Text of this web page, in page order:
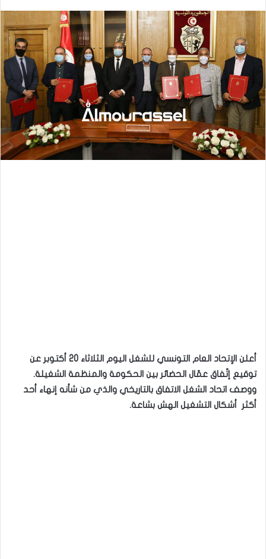
أعلن الإتحاد العام التونسي للشغل اليوم الثلاثاء 20 أكتوبر عن
توقيع إتّفاق عمّال الحضائر بين الحكومة والمنظمة الشغيلة.
ووصف اتحاد الشغل الاتفاق بالتاريخي والذي من شأنه إنهاء أحد
أكثر أشكال التشغيل الهش بشاعة.